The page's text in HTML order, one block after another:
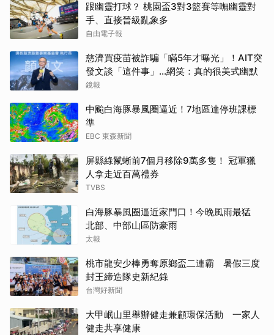
跟幽靈打球？ 桃園盃3對3籃賽等嘸幽靈對
手、直接晉級亂象多
自由電子報
慈濟買疫苗被詐騙「瞞5年才曝光」！AIT突
發文談「這件事」…網笑：真的很美式幽默
鏡報
中颱白海豚暴風圈逼近！7地區達停班課標
準
EBC 東森新聞
屏縣綠鬣蜥前7個月移除9萬多隻！ 冠軍獵
人拿走近百萬禮券
TVBS
白海豚暴風圈逼近家門口！今晚風雨最猛
北部、中部山區防豪雨
太報
桃市龍安少棒勇奪原鄉盃二連霸 暑假三度
封王締造隊史新紀錄
台灣好新聞
大甲岷山里舉辦健走兼顧環保活動 一家人
健走共享健康